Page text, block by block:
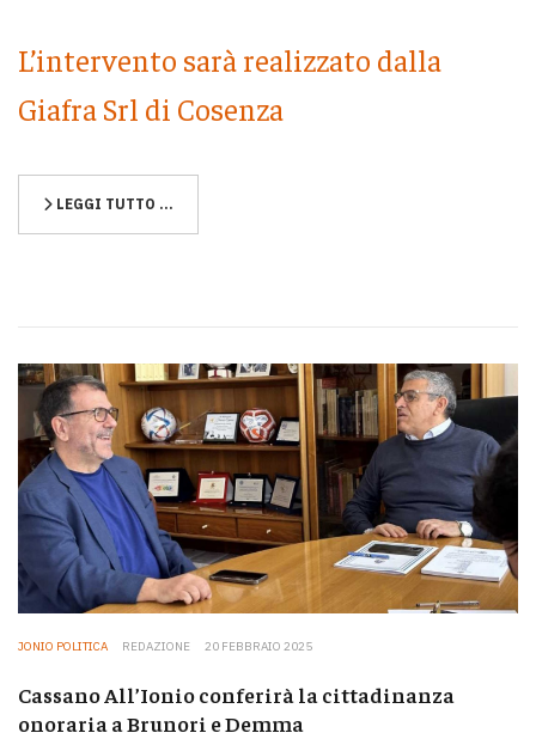
L’intervento sarà realizzato dalla
Giafra Srl di Cosenza
LEGGI TUTTO …
JONIO POLITICA REDAZIONE 20 FEBBRAIO 2025
Cassano All’Ionio conferirà la cittadinanza
onoraria a Brunori e Demma